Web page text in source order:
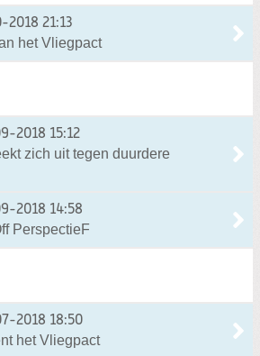
2018 21:13
het Vliegpact
2018 15:12
zich uit tegen duurdere
2018 14:58
PerspectieF
2018 18:50
het Vliegpact